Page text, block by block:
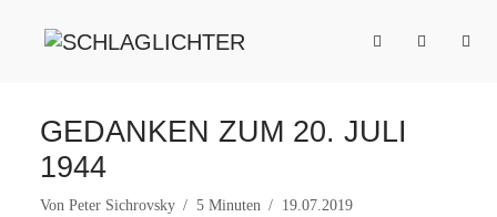
GEDANKEN ZUM 20. JULI
1944
Von Peter Sichrovsky 5 Minuten 19.07.2019